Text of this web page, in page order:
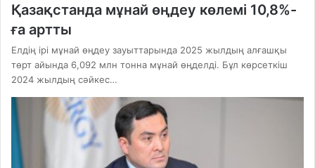
Қазақстанда мұнай өңдеу көлемі 10,8%-
ға артты
Елдің ірі мұнай өңдеу зауыттарында 2025 жылдың алғашқы
төрт айында 6,092 млн тонна мұнай өңделді. Бұл көрсеткіш
2024 жылдың сәйкес…